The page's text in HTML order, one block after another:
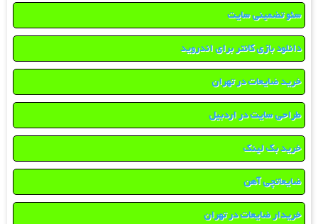
سئو تضمینی سایت
دانلود بازی کانتر برای اندروید
خرید ضایعات در تهران
طراحی سایت در اردبیل
خرید بک لینک
ضایعاتچی آهن
خریدار ضایعات در تهران